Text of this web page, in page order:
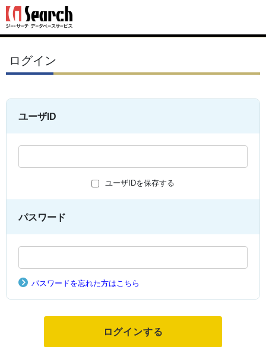
ログイン
ユーザID
ユーザIDを保存する
パスワード
パスワードを忘れた方はこちら